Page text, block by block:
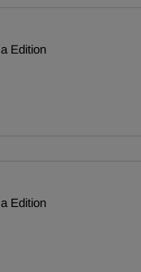
Edition
Edition